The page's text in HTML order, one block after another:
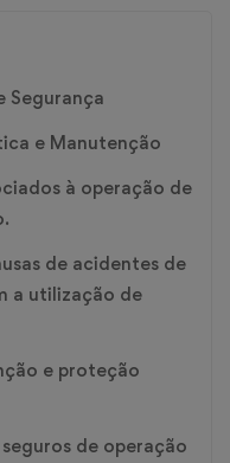
Segurança
e Manutenção
à operação de
de acidentes de
a utilização de
e proteção
de operação